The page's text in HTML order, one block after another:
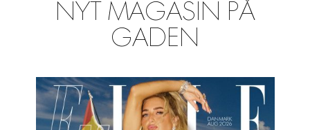
NYT MAGASIN PÅ
GADEN